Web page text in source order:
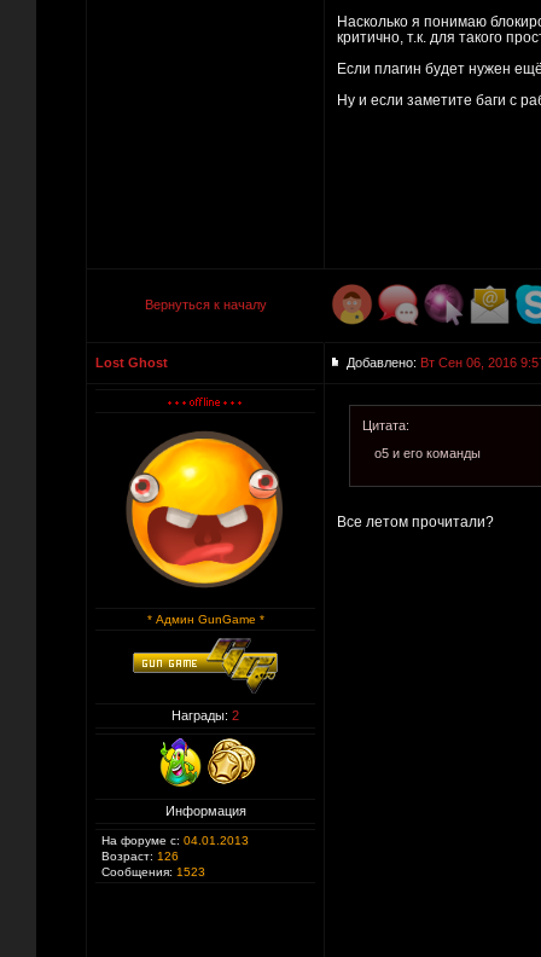
Насколько я понимаю
критично, т.к. для такого
Если плагин будет нужен
Ну и если заметите баги с
Вернуться к началу
Lost Ghost Добавлено: Вт Сен 06, 2016
* Админ GunGame *
Награды: 2
Информация
На форуме с: 04.01.2013
Возраст: 126
Сообщения: 1523
Цитата:
о5 и его команды
Все летом прочитали?